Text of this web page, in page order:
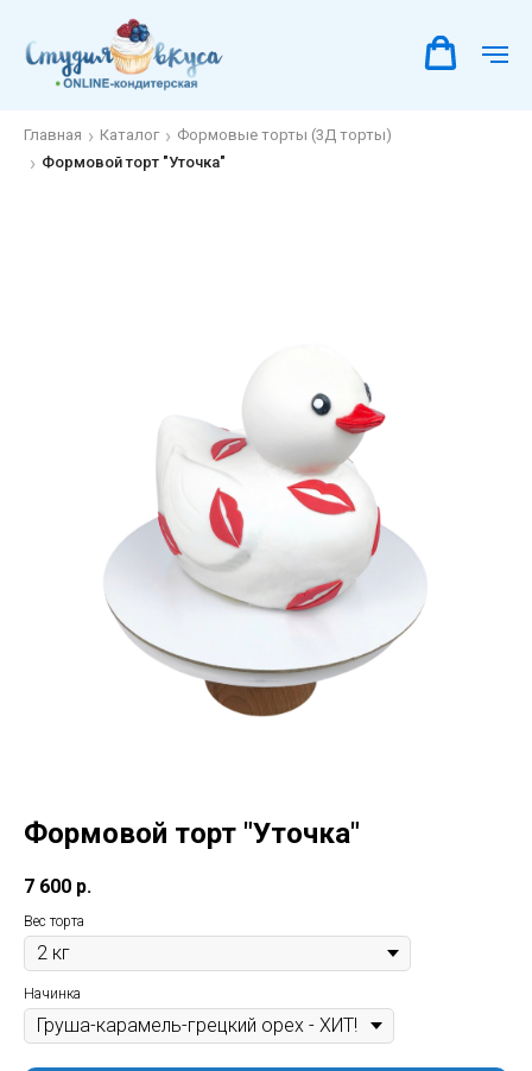
Главная Каталог
Формовые торты (3Д торты)
Формовой торт "Уточка"
Формовой торт "Уточка"
7 600 р.
Вес торта
Начинка